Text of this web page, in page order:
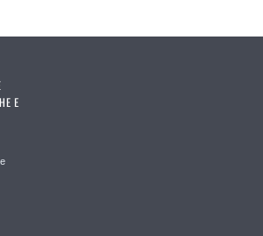
E